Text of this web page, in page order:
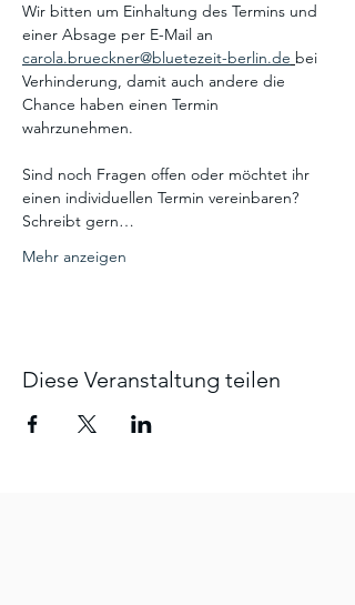
Wir bitten um Einhaltung des Termins und
einer Absage per E-Mail an
carola.brueckner@bluetezeit-berlin.de bei
Verhinderung, damit auch andere die
Chance haben einen Termin
wahrzunehmen.
Sind noch Fragen offen oder möchtet ihr
einen individuellen Termin vereinbaren?
Schreibt gern…
Mehr anzeigen
Diese Veranstaltung teilen